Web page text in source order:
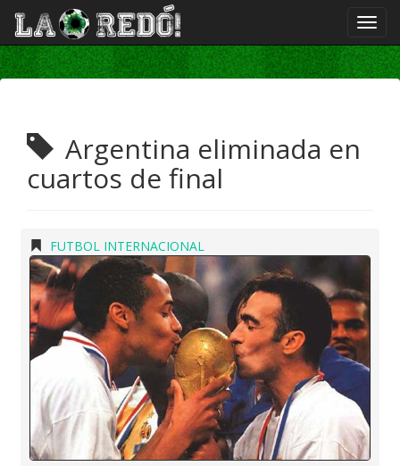
Argentina eliminada en
cuartos de final
FUTBOL INTERNACIONAL